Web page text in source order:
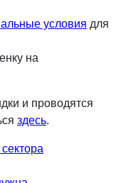
условия для
на
и проводятся
здесь.